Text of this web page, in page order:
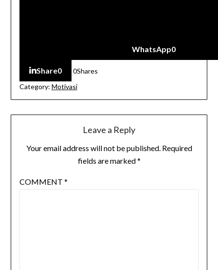
WhatsApp0
Share0 0Shares
Category: Motivasi
Leave a Reply
Your email address will not be published. Required
fields are marked*
COMMENT *